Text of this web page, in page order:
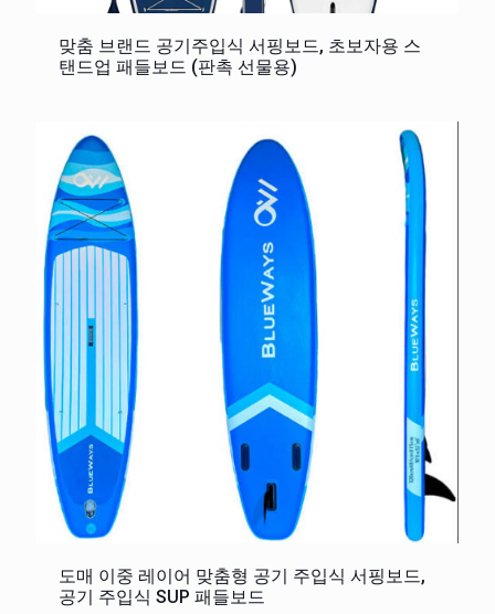
맞춤 브랜드 공기주입식 서핑보드, 초보자용 스
탠드업 패들보드 (판촉 선물용)
도매 이중 레이어 맞춤형 공기 주입식 서핑보드,
공기 주입식 SUP 패들보드